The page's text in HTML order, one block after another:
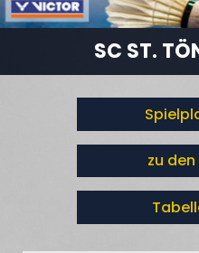
SC ST.
zu